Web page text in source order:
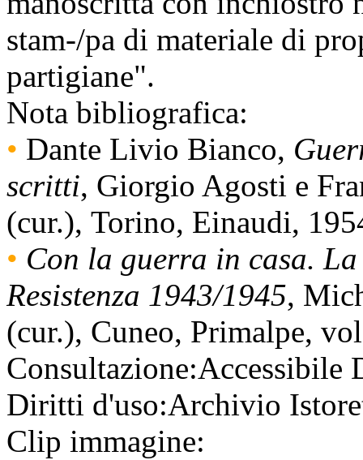
stam-/pa di materiale di
partigiane".
Nota bibliografica:
• Dante Livio Bianco,
scritti, Giorgio Agosti e
(cur.), Torino, Einaudi,
• Con la guerra in casa.
Resistenza 1943/1945,
(cur.), Cuneo, Primalpe,
Consultazione:Accessibile
Diritti d'uso:Archivio
Clip immagine: